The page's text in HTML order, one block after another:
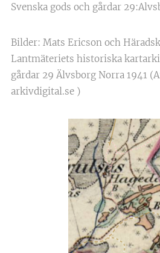
Svenska gods och gårdar
Bilder: Mats Ericson och
Lantmäteriets historiska
gårdar 29 Älvsborg Norra 1941
arkivdigital.se )